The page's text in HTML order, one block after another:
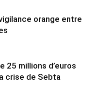
orange entre
25 millions d’euros
crise de Sebta